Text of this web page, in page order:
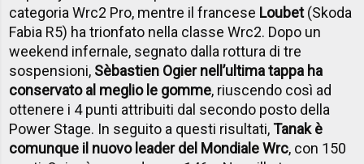
categoria Wrc2 Pro, mentre il francese Loubet(Skoda
Fabia R5) ha trionfato nella classe Wrc2. Dopo un
weekend infernale, segnato dalla rottura di tre
sospensioni, Sèbastien Ogier nell’ultima tappa ha
conservato al meglio le gomme, riuscendo così ad
ottenere i 4 punti attribuiti dal secondo posto della
Power Stage. In seguito a questi risultati,Tanak è
comunque il nuovo leader del Mondiale Wrc, con 150